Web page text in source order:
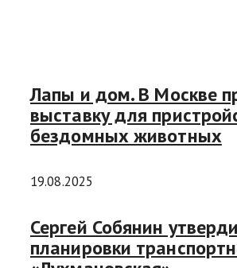
Лапы и дом. В Москве
выставку для
бездомных животных
19.08.2025
Сергей Собянин
планировки